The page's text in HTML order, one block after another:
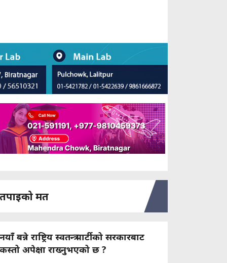
तपाइको मत
नयाँ बन्ने राष्ट्रिय स्वतन्त्र पार्टीको सरकारबाट
कस्तो अपेक्षा राख्नुभएको छ ?